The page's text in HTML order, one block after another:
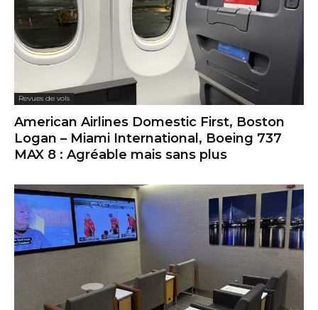
Revues de vols
American Airlines Domestic First, Boston
Logan – Miami International, Boeing 737
MAX 8 : Agréable mais sans plus